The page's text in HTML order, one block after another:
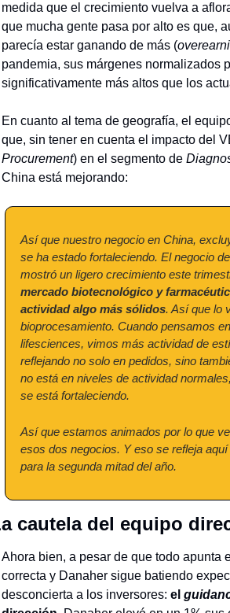
medida que el crecimiento vuelva a
que mucha gente pasa por alto es que,
parecía estar ganando de más (
pandemia, sus márgenes normalizados
significativamente más altos que los
En cuanto al tema de geografía, el
que, sin tener en cuenta el impacto del
Procurement) en el segmento de
China está mejorando:
Así que nuestro negocio en China,
se ha estado fortaleciendo. El negocio
mostró un ligero crecimiento este
mercado biotecnológico y
actividad algo más sólidos. Así que lo
bioprocesamiento. Cuando pensamos
lifesciences, vimos más actividad de
reflejando no solo en pedidos, sino
no está en niveles de actividad
se está fortaleciendo.
Así que estamos animados por lo que
esos dos negocios. Y eso se refleja
para la segunda mitad del año.
cautela del equipo
Ahora bien, a pesar de que todo apunta
correcta y Danaher sigue batiendo
desconcierta a los inversores: el